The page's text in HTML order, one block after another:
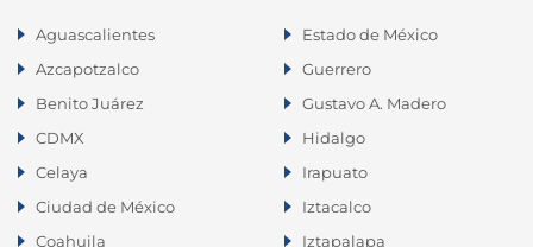
Aguascalientes
Azcapotzalco
Benito Juárez
CDMX
Celaya
Ciudad de México
Coahuila
Estado de México
Guerrero
Gustavo A. Madero
Hidalgo
Irapuato
Iztacalco
Iztapalapa